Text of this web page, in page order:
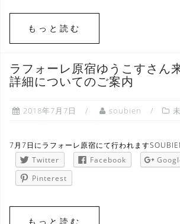
もっと読む
ラフォーレ原宿ゆうこすさん
詳細についてのご案内
2018年7月7日 soubien
7月7日にラフォーレ原宿にて行われます
Twitter
Facebook
Pinterest
もっと読む